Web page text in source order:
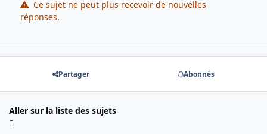
Ce sujet ne peut plus recevoir de nouvelles
réponses.
Partager Abonnés
Aller sur la liste des sujets